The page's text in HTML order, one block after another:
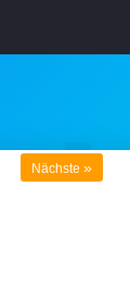
Nächste »